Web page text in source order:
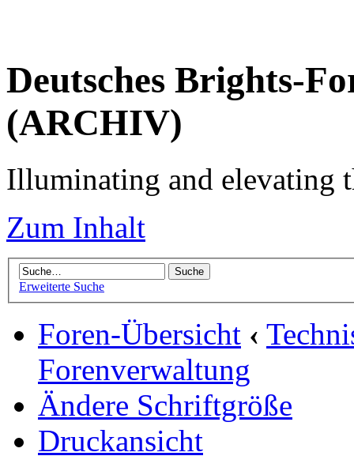
Deutsches Brights-
(ARCHIV)
Illuminating and elevating
Zum Inhalt
Erweiterte Suche
Foren-Übersicht ‹
Forenverwaltung
Ändere Schriftgröße
Druckansicht